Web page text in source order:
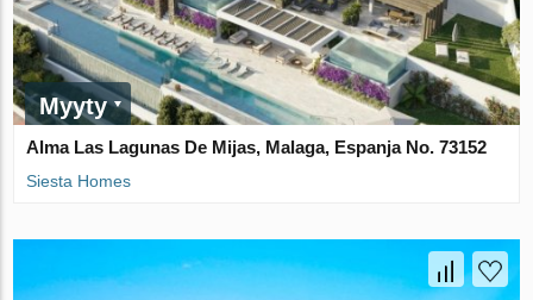
Myyty
Alma Las Lagunas De Mijas, Malaga, Espanja No. 73152
Siesta Homes